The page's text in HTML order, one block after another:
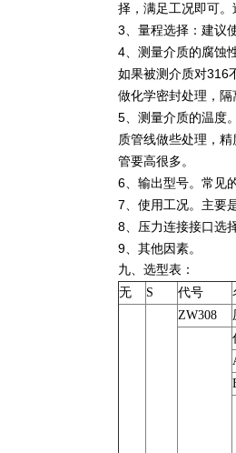
择，满足工况即可
3、量程选择：建议
4、测量介质的腐蚀
如果被测介质对316
做化学密封处理，
5、测量介质的温度
质管线做些处理，
管要高很多。
6、输出型号。常见
7、使用工况。主要
8、压力连接接口选
9、其他因素。
九、 选型表：
无
S 代号
ZW308